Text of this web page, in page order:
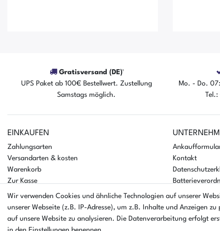
Gratisversand (DE)¹
UPS Paket ab 100€ Bestellwert. Zustellung
Samstags möglich.
Mo. - Do.
Tel.:
EINKAUFEN
Zahlungsarten
Versandarten & kosten
Warenkorb
Zur Kasse
Hilfe
Kontakt
AGB
Impressum
Wir verwenden Cookies und ähnliche Technologien auf unserer
unserer Webseite (z.B. IP-Adresse), um z.B. Inhalte und Anzeigen
auf unsere Website zu analysieren. Die Datenverarbeitung erfolgt